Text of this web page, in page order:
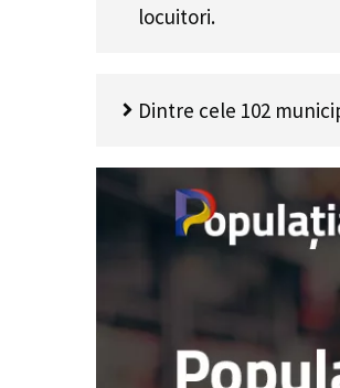
locuitori.
Dintre cele 102